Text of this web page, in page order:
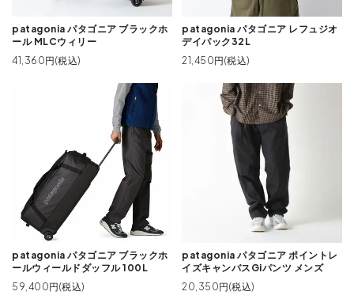
patagonia パタゴニア ブラックホ
ール MLCウィリー
41,360円(税込)
patagonia パタゴニア レフュジオ
デイパック32L
21,450円(税込)
patagonia パタゴニア ブラックホ
ールウィールドダッフル 100L
59,400円(税込)
patagonia パタゴニア ポイントレ
イズキャンバスGiパンツ メンズ
20,350円(税込)